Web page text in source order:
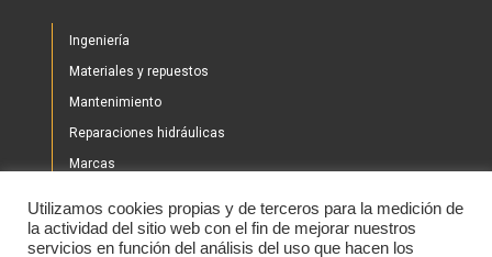
Ingeniería
Materiales y repuestos
Mantenimiento
Reparaciones hidráulicas
Marcas
Tienda
Utilizamos cookies propias y de terceros para la medición de
la actividad del sitio web con el fin de mejorar nuestros
servicios en función del análisis del uso que hacen los